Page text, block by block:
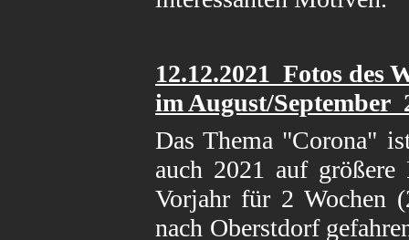
12.12.2021 Fotos des
im August/
Das Thema "Corona"
auch 2021 auf
Vorjahr für 2 Wochen
nach Oberstdorf